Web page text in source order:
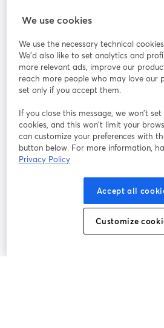
StreamYard：
参加する
ライ
ンセ
ミナ
ー
Facebook
新しいタブで
Instagram
新しいタブで開く
新しいタブで開く
プラットフ
個人情報保護方針 ク
We use cookies
We use the necessary technical
We'd also like to set analytics and
more relevant ads, improve our
reach more people who may love our
set only if you accept them.
If you close this message, we won’t
cookies, and this won’t limit your
can customize your preferences with
button below. For more information,
Privacy Policy
Accept all
Customize